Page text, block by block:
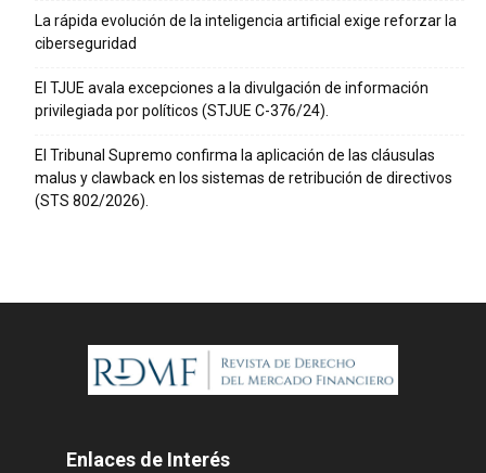
La rápida evolución de la inteligencia artificial exige reforzar la
ciberseguridad
El TJUE avala excepciones a la divulgación de información
privilegiada por políticos (STJUE C-376/24).
El Tribunal Supremo confirma la aplicación de las cláusulas
malus y clawback en los sistemas de retribución de directivos
(STS 802/2026).
Enlaces de Interés